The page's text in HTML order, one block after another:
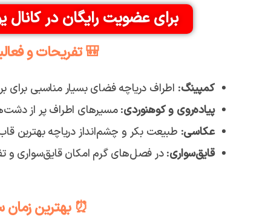
برای عضویت رایگان در
🎒 تفریحات و
کمپینگ: اطراف دریاچه فضای بسیار مناسبی برای
پیاده‌روی و کوهنوردی: مسیرهای اطراف پر از
عکاسی: طبیعت بکر و چشم‌انداز دریاچه بهترین
قایق‌سواری: در فصل‌های گرم امکان قایق‌سواری و
⏰ بهترین زمان